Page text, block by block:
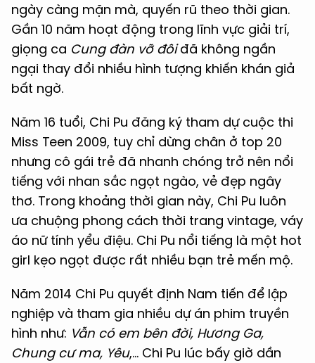
ngày càng mặn mà, quyến rũ theo thời gian.
Gần 10 năm hoạt động trong lĩnh vực giải trí,
giọng ca Cung đàn vỡ đôiđã không ngần
ngại thay đổi nhiều hình tượng khiến khán giả
bất ngờ.
Năm 16 tuổi, Chi Pu đăng ký tham dự cuộc thi
Miss Teen 2009, tuy chỉ dừng chân ở top 20
nhưng cô gái trẻ đã nhanh chóng trở nên nổi
tiếng với nhan sắc ngọt ngào, vẻ đẹp ngây
thơ. Trong khoảng thời gian này, Chi Pu luôn
ưa chuộng phong cách thời trang vintage, váy
áo nữ tính yểu điệu. Chi Pu nổi tiếng là một hot
girl kẹo ngọt được rất nhiều bạn trẻ mến mộ.
Năm 2014 Chi Pu quyết định Nam tiến để lập
nghiệp và tham gia nhiều dự án phim truyền
hình như: Vẫn có em bên đời, Hương Ga,
Chung cư ma, Yêu,... Chi Pu lúc bấy giờ dần